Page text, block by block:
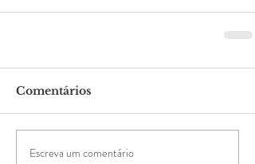
Comentários
Escreva um comentário